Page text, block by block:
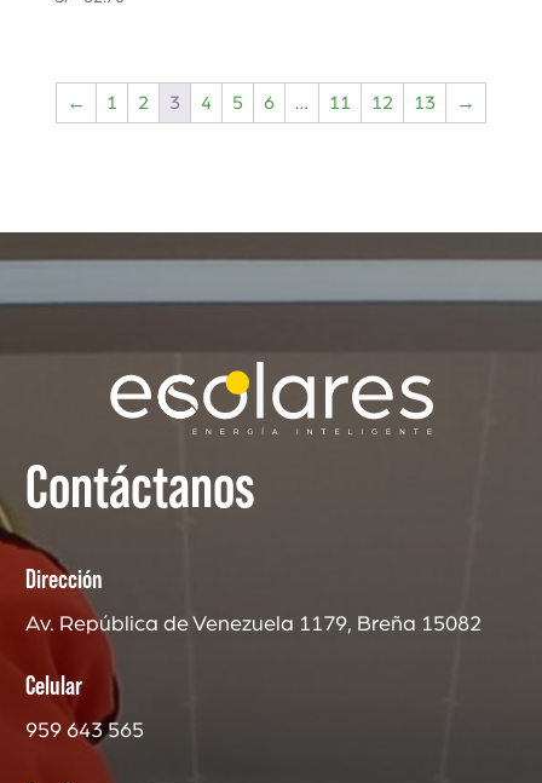
← 1 2 3 4 5 6 … 11 12 13 →
Contáctanos
Dirección
Av. República de Venezuela 1179, Breña 15082
Celular
959 643 565